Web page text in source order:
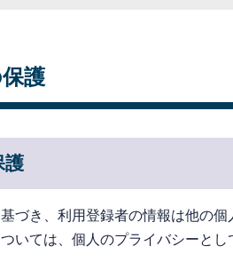
護
護
づき、利用登録者の情報は他の個
いては、個人のプライバシーと